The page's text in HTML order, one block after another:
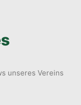
unseres Vereins